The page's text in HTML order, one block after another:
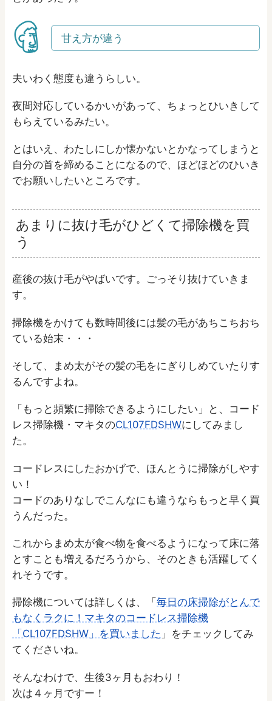
甘え方が違う
夫いわく態度も違うらしい。
夜間対応しているかいがあって、ちょっとひいきして
もらえているみたい。
とはいえ、わたしにしか懐かないとかなってしまうと
自分の首を締めることになるので、ほどほどのひいき
でお願いしたいところです。
あまりに抜け毛がひどくて掃除機を買
う
産後の抜け毛がやばいです。ごっそり抜けていきま
す。
掃除機をかけても数時間後には髪の毛があちこちおち
ている始末・・・
そして、まめ太がその髪の毛をにぎりしめていたりす
るんですよね。
「もっと頻繁に掃除できるようにしたい」と、コード
レス掃除機・マキタのCL107FDSHWにしてみまし
た。
コードレスにしたおかげで、ほんとうに掃除がしやす
い！
コードのありなしでこんなにも違うならもっと早く買
うんだった。
これからまめ太が食べ物を食べるようになって床に落
とすことも増えるだろうから、そのときも活躍してく
れそうです。
掃除機については詳しくは、「 毎日の床掃除がとんで
もなくラクに！マキタのコードレス掃除機
「CL107FDSHW」を買いました 」をチェックしてみ
てくださいね。
そんなわけで、生後3ヶ月もおわり！
次は４ヶ月ですー！